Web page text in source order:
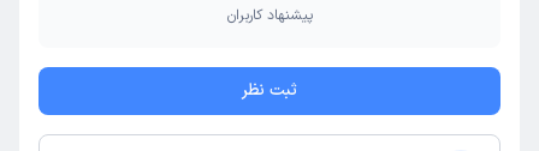
پیشنهاد کاربران
ثبت نظر